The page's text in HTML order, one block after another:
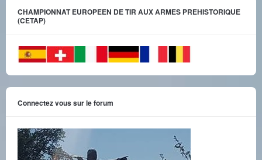
CHAMPIONNAT EUROPEEN DE TIR AUX ARMES PREHISTORIQUE
(CETAP)
Connectez vous sur le forum